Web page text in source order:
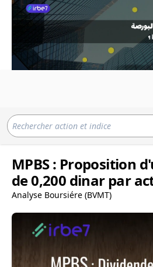
MPBS : Proposition
de 0,200 dinar par
Analyse Boursiére (BVMT)